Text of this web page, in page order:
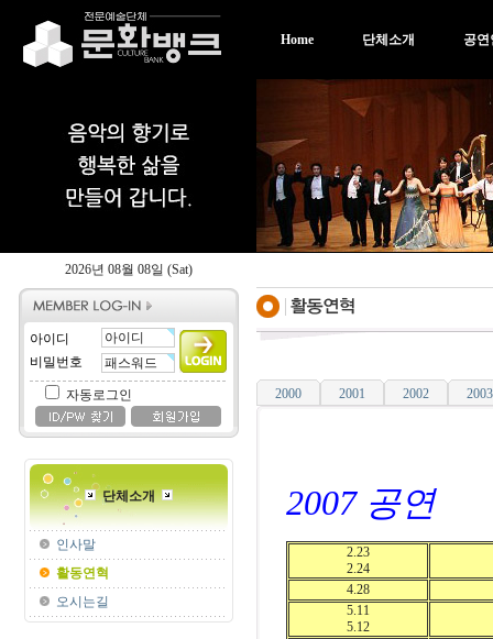
Home 단체소개 공연
2026년 08월 08일 (Sat)
아이디
비밀번호
자동로그인
단체소개
인사말
활동연혁
오시는길
2000 2001 2002 2003
2007 공연
2.23
2.24
4.28
5.11
5.12